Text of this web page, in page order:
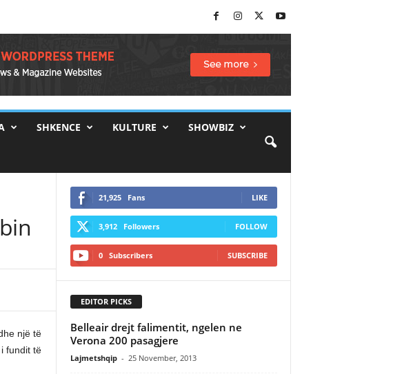
SHKENCE KULTURE SHOWBIZ
një të
fundit të
21,925 Fans LIKE
3,912 Followers FOLLOW
0 Subscribers SUBSCRIBE
EDITOR PICKS
Belleair drejt falimentit, ngelen ne
Verona 200 pasagjere
Lajmetshqip - 25 November, 2013